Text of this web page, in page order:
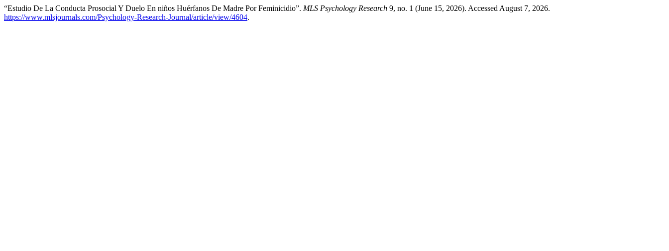
“Estudio De La Conducta Prosocial Y Duelo En niños Huérfanos De Madre Por Feminicidio”. MLS Psychology Research 9, no. 1 (June 15, 2026). Accessed August 7, 2026.
https://www.mlsjournals.com/Psychology-Research-Journal/article/view/4604.